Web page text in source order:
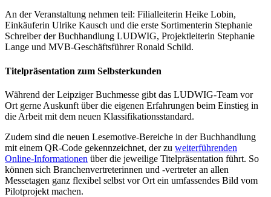
An der Veranstaltung nehmen teil: Filialleiterin Heike Lobin,
Einkäuferin Ulrike Kausch und die erste Sortimenterin Stephanie
Schreiber der Buchhandlung LUDWIG, Projektleiterin Stephanie
Lange und MVB-Geschäftsführer Ronald Schild.
Titelpräsentation zum Selbsterkunden
Während der Leipziger Buchmesse gibt das LUDWIG-Team vor
Ort gerne Auskunft über die eigenen Erfahrungen beim Einstieg in
die Arbeit mit dem neuen Klassifikationsstandard.
Zudem sind die neuen Lesemotive-Bereiche in der Buchhandlung
mit einem QR-Code gekennzeichnet, der zu weiterführenden
Online-Informationen über die jeweilige Titelpräsentation führt. So
können sich Branchenvertreterinnen und -vertreter an allen
Messetagen ganz flexibel selbst vor Ort ein umfassendes Bild vom
Pilotprojekt machen.